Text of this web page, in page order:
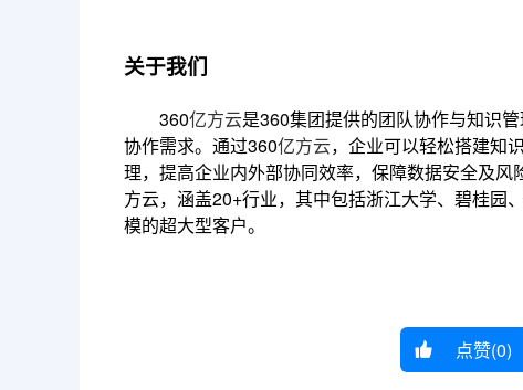
关于我们
360亿方云是360集团提供的团队协作与知识
协作需求。通过360亿方云，企业可以轻松搭建知
理，提高企业内外部协同效率，保障数据安全及
方云，涵盖20+行业，其中包括浙江大学、碧桂园
模的超大型客户。
点赞(0)